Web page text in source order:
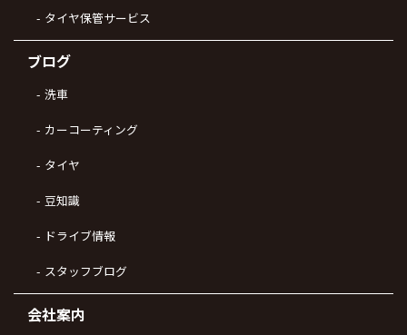
タイヤ保管サービス
ブログ
洗車
カーコーティング
タイヤ
豆知識
ドライブ情報
スタッフブログ
会社案内